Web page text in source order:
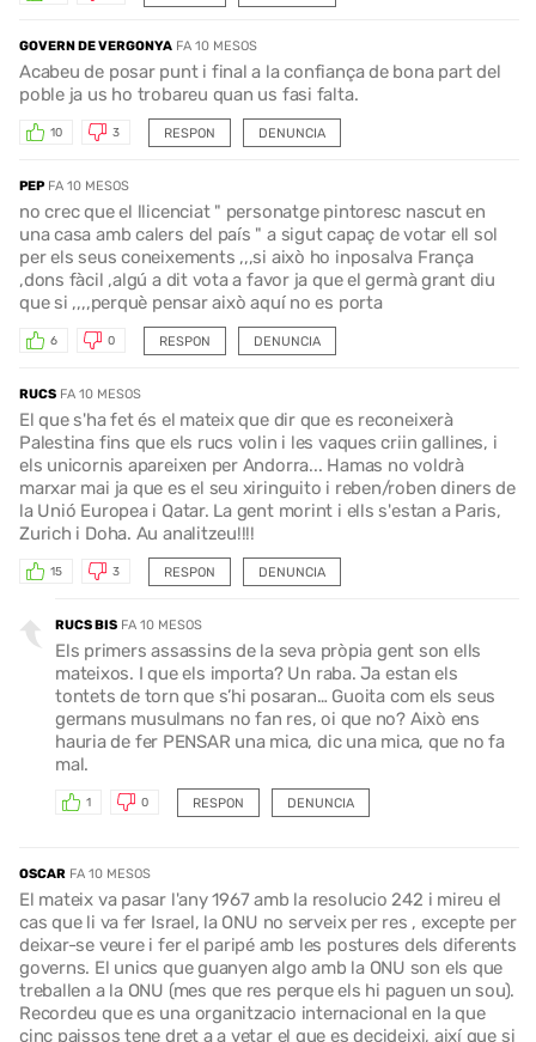
GOVERN DE VERGONYA FA 10 MESOS
Acabeu de posar punt i final a la confiança de bona part del
poble ja us ho trobareu quan us fasi falta.
RESPON
10 3 DENUNCIA
PEP FA 10 MESOS
no crec que el llicenciat " personatge pintoresc nascut en
una casa amb calers del país " a sigut capaç de votar ell sol
per els seus coneixements ,,,si això ho inposalva França
,dons fàcil ,algú a dit vota a favor ja que el germà grant diu
que si ,,,,perquè pensar això aquí no es porta
RESPON
6 0 DENUNCIA
RUCS FA 10 MESOS
El que s'ha fet és el mateix que dir que es reconeixerà
Palestina fins que els rucs volin i les vaques criin gallines, i
els unicornis apareixen per Andorra... Hamas no voldrà
marxar mai ja que es el seu xiringuito i reben/roben diners de
la Unió Europea i Qatar. La gent morint i ells s'estan a Paris,
Zurich i Doha. Au analitzeu!!!!
RESPON
15 3 DENUNCIA
RUCS BIS FA 10 MESOS
Els primers assassins de la seva pròpia gent son ells
mateixos. I que els importa? Un raba. Ja estan els
tontets de torn que s’hi posaran… Guoita com els seus
germans musulmans no fan res, oi que no? Això ens
hauria de fer PENSAR una mica, dic una mica, que no fa
mal.
RESPON
1 0 DENUNCIA
OSCAR FA 10 MESOS
El mateix va pasar l'any 1967 amb la resolucio 242 i mireu el
cas que li va fer Israel, la ONU no serveix per res , excepte per
deixar-se veure i fer el paripé amb les postures dels diferents
governs. El unics que guanyen algo amb la ONU son els que
treballen a la ONU (mes que res perque els hi paguen un sou).
Recordeu que es una organitzacio internacional en la que
cinc paissos tene dret a a vetar el que es decideixi, així que si